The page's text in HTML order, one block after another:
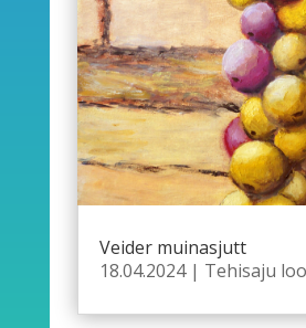
Veider muinasjutt
18.04.2024| Tehisaju